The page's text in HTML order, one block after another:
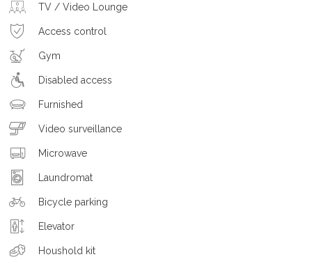
TV / Video Lounge
Access control
Gym
Disabled access
Furnished
Video surveillance
Microwave
Laundromat
Bicycle parking
Elevator
Houshold kit